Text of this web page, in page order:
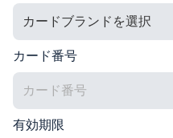
カード番号
有効期限